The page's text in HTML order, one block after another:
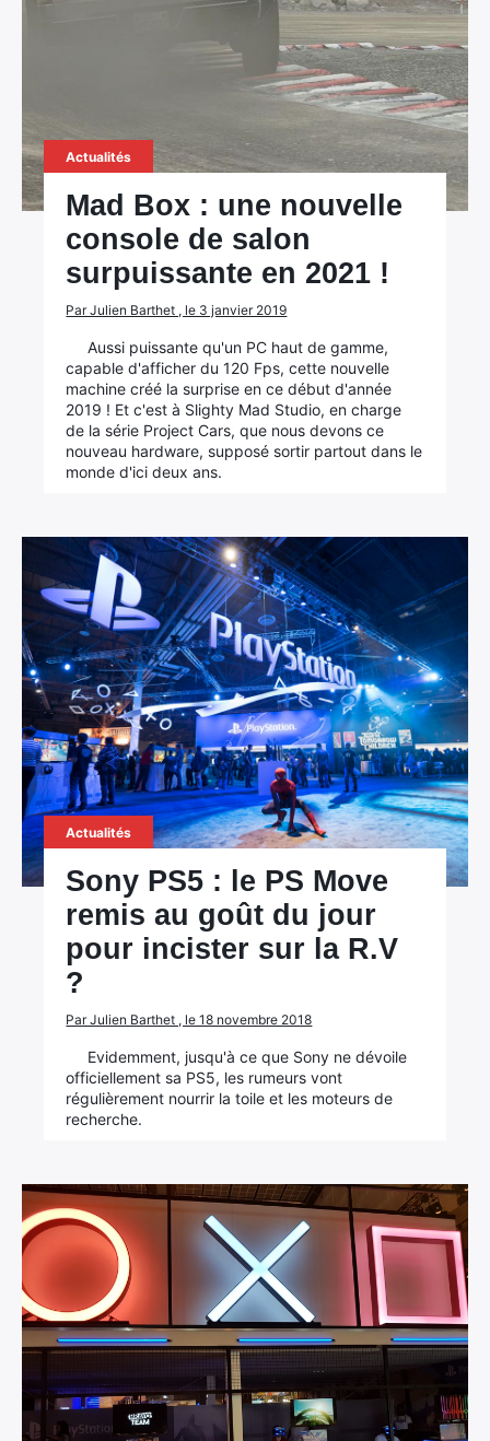
Actualités
Mad Box : une nouvelle
console de salon
surpuissante en 2021 !
Par Julien Barthet , le 3 janvier 2019
Aussi puissante qu'un PC haut de gamme,
capable d'afficher du 120 Fps, cette nouvelle
machine créé la surprise en ce début d'année
2019 ! Et c'est à Slighty Mad Studio, en charge
de la série Project Cars, que nous devons ce
nouveau hardware, supposé sortir partout dans le
monde d'ici deux ans.
Actualités
Sony PS5 : le PS Move
remis au goût du jour
pour incister sur la R.V
?
Par Julien Barthet , le 18 novembre 2018
Evidemment, jusqu'à ce que Sony ne dévoile
officiellement sa PS5, les rumeurs vont
régulièrement nourrir la toile et les moteurs de
recherche.